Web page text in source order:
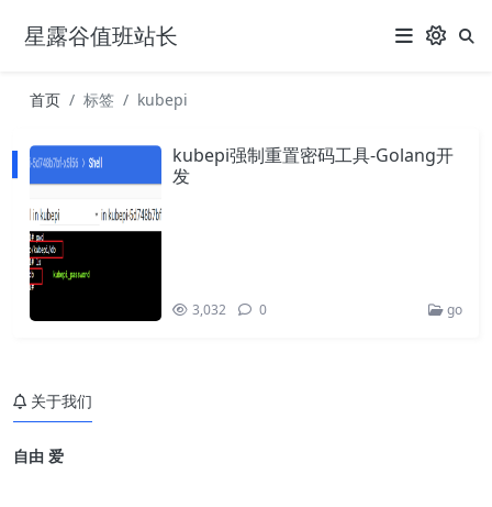
星露谷值班站长
首页 标签 kubepi
kubepi强制重置密码工具-Golang开
发
3,032 0 go
关于我们
自由 爱